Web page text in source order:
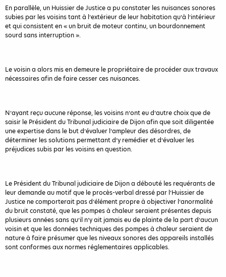
En parallèle, un Huissier de Justice a pu constater les nuisances sonores
subies par les voisins tant à l’extérieur de leur habitation qu’à l’intérieur
et qui consistent en « un bruit de moteur continu, un bourdonnement
sourd sans interruption ».
Le voisin a alors mis en demeure le propriétaire de procéder aux travaux
nécessaires afin de faire cesser ces nuisances.
N’ayant reçu aucune réponse, les voisins n’ont eu d’autre choix que de
saisir le Président du Tribunal judiciaire de Dijon afin que soit diligentée
une expertise dans le but d’évaluer l’ampleur des désordres, de
déterminer les solutions permettant d’y remédier et d’évaluer les
préjudices subis par les voisins en question.
Le Président du Tribunal judiciaire de Dijon a débouté les requérants de
leur demande au motif que le procès-verbal dressé par l’Huissier de
Justice ne comporterait pas d’élément propre à objectiver l’anormalité
du bruit constaté, que les pompes à chaleur seraient présentes depuis
plusieurs années sans qu’il n’y ait jamais eu de plainte de la part d’aucun
voisin et que les données techniques des pompes à chaleur seraient de
nature à faire présumer que les niveaux sonores des appareils installés
sont conformes aux normes réglementaires applicables.